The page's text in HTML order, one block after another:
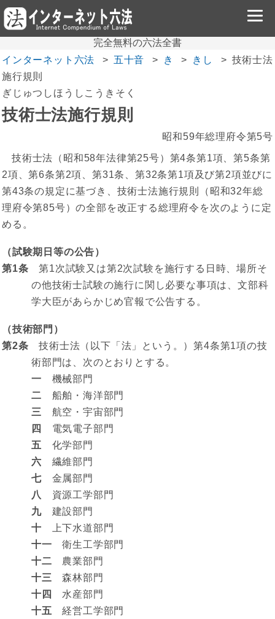
完全無料の六法全書
インターネット六法
五十音 き きし
技術士法
施行規則
ぎじゅつしほうしこうきそく
技術士法施行規則
昭和59年総理府令第5号
技術士法（昭和58年法律第25号）第4条第1項、第5条第
2項、第6条第2項、第31条、第32条第1項及び第2項並びに
第43条の規定に基づき、技術士法施行規則（昭和32年総
理府令第85号）の全部を改正する総理府令を次のように定
める。
（試験期日等の公告）
第1条 第1次試験又は第2次試験を施行する日時、場所そ
の他技術士試験の施行に関し必要な事項は、文部科
学大臣があらかじめ官報で公告する。
（技術部門）
第2条 技術士法（以下「法」という。）第4条第1項の技
術部門は、次のとおりとする。
一 機械部門
二 船舶・海洋部門
三
航空・宇宙部門
四
電気電子部門
五 化学部門
六 繊維部門
七金属部門
八
資源工学部門
九建設部門
十 上下水道部門
十一 衛生工学部門
十二 農業部門
十三 森林部門
十四
水産部門
十五 経営工学部門